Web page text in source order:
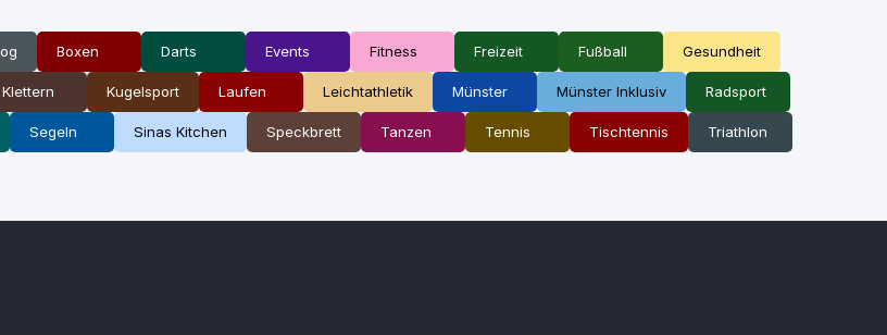
Boxen Darts Events Fitness Freizeit Fußball Gesundheit
Klettern Kugelsport Laufen Leichtathletik Münster Münster Inklusiv Radsport
Segeln Sinas Kitchen Speckbrett Tanzen Tennis Tischtennis Triathlon